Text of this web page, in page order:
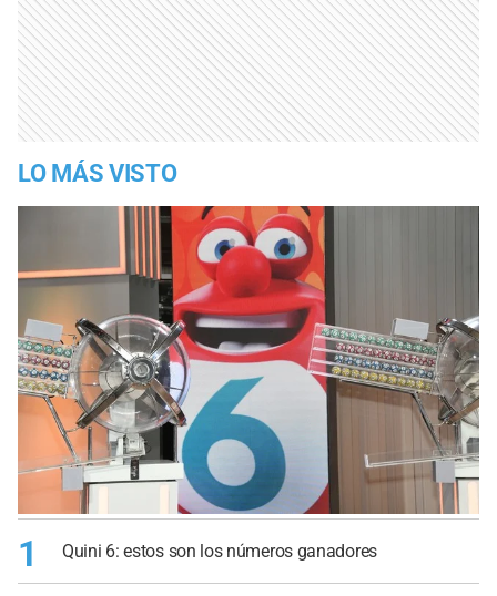
LO MÁS VISTO
1 Quini 6: estos son los números ganadores